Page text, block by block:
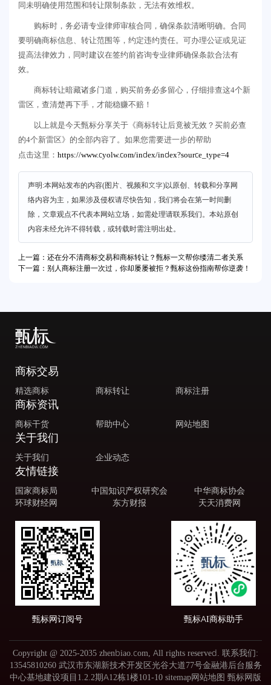
同未明确使用范围和转让限制条款，无法有效维权。
购标时，务必请专业律师审核合同，确保条款清晰明确。合同
要明确商标信息、转让范围等，约定违约责任。可办理公证或见证
提高法律效力，同时建议在签约前咨询专业律师确保条款合法有
效。
商标转让暗藏诸多门道，购买前务必多留心，仔细排查这4个新
雷区，查清楚再下手，才能稳赚不赔！
以上就是今天甄标分享关于《商标转让后竟被无效？买前必查
的4个新雷区》的全部内容了。如果您需要进一步的帮助
点击这里： https://www.cyolw.com/index/index?source_type=4
声明:本网站发布的内容(图片、视频和文字)以原创、转载和分享网
络内容为主，如果涉及侵权请尽快告知，我们将会在第一时间删
除，文章观点不代表本网站立场，如需处理请联系我们。本站原创
内容未经允许不得转载，或转载时需注明出处。
上一篇：还在分不清商标交易和商标转让？甄标一文帮你缕清二者关系
下一篇：别人商标注册一次过，你却屡屡被拒？甄标这份指南帮你逆袭！
商标交易
精选商标 商标转让 商标注册
商标资讯
商标干货 帮助中心 网站地图
关于我们
关于我们 企业动态
友情链接
国家商标局 中国知识产权研究会
中华商标协会
环球财经网
东方财报 天天消费网
甄标网订阅号 甄标AI商标助手
Copyright @ 2025-2035 zhenbiao.com, All rights reserved. 联系我们:
13545810260 武汉市东湖新技术开发区光谷大道77号金融港后台服务
中心基地建设项目1.2.2期A12栋1楼101-10 sitemap网站地图 甄标网版